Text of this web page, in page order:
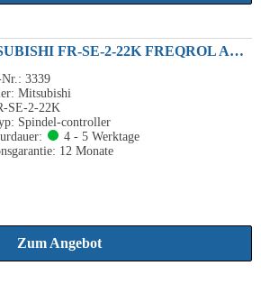
REPARATUR MITSUBISHI FR-SE-2-22K FREQROL AC SPINDLE DRIVE MODEL FR-SE EINGANGSPANNUNG 200V AUSGANGSLEISTUNG 22KW
3339
Mitsubishi
SE-2-22K
Spindel-controller
4 - 5 Werktage
12 Monate
Zum Angebot